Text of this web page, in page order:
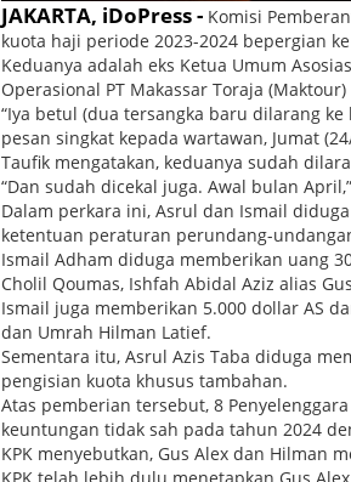
JAKARTA, iDoPress - Komisi
kuota haji periode 2023-2024 bepergian
Keduanya adalah eks Ketua Umum
Operasional PT Makassar Toraja
“Iya betul (dua tersangka baru dilarang
pesan singkat kepada wartawan, Jumat
Taufik mengatakan, keduanya sudah
“Dan sudah dicekal juga. Awal bulan
Dalam perkara ini, Asrul dan Ismail
ketentuan peraturan perundang-
Ismail Adham diduga memberikan uang
Cholil Qoumas, Ishfah Abidal Aziz alias
Ismail juga memberikan 5.000 dollar AS
dan Umrah Hilman Latief.
Sementara itu, Asrul Azis Taba diduga
pengisian kuota khusus tambahan.
Atas pemberian tersebut, 8
keuntungan tidak sah pada tahun 2024
KPK menyebutkan, Gus Alex dan Hilman